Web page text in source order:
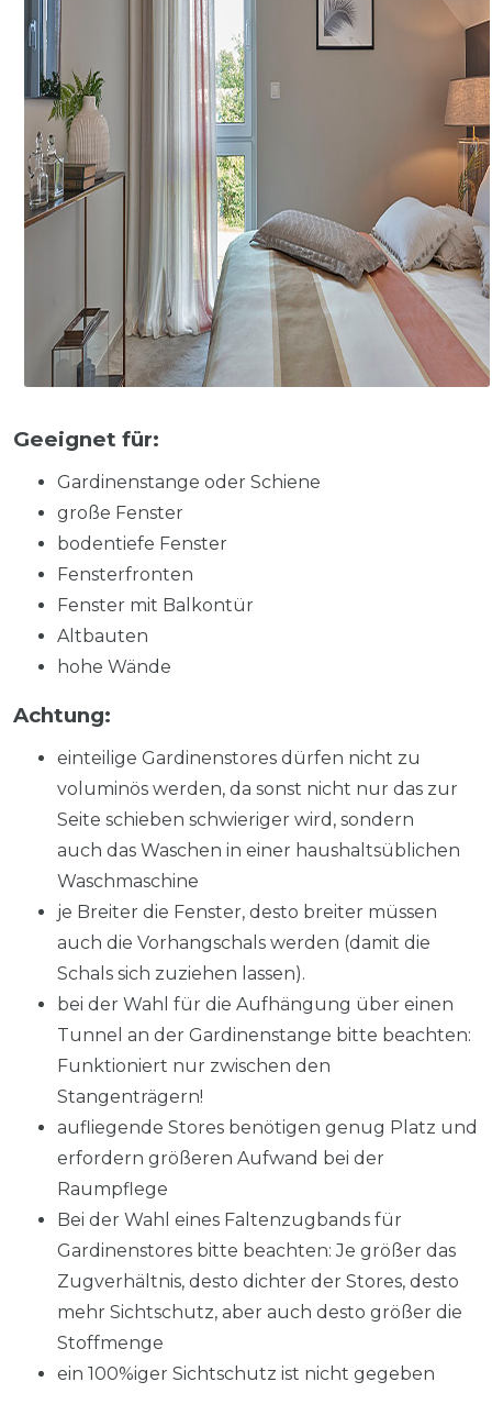
Geeignet für:
Gardinenstange oder Schiene
große Fenster
bodentiefe Fenster
Fensterfronten
Fenster mit Balkontür
Altbauten
hohe Wände
Achtung:
einteilige Gardinenstores dürfen nicht zu
voluminös werden, da sonst nicht nur das zur
Seite schieben schwieriger wird, sondern
auch das Waschen in einer haushaltsüblichen
Waschmaschine
je Breiter die Fenster, desto breiter müssen
auch die Vorhangschals werden (damit die
Schals sich zuziehen lassen).
bei der Wahl für die Aufhängung über einen
Tunnel an der Gardinenstange bitte beachten:
Funktioniert nur zwischen den
Stangenträgern!
aufliegende Stores benötigen genug Platz und
erfordern größeren Aufwand bei der
Raumpflege
Bei der Wahl eines Faltenzugbands für
Gardinenstores bitte beachten: Je größer das
Zugverhältnis, desto dichter der Stores, desto
mehr Sichtschutz, aber auch desto größer die
Stoffmenge
ein 100%iger Sichtschutz ist nicht gegeben